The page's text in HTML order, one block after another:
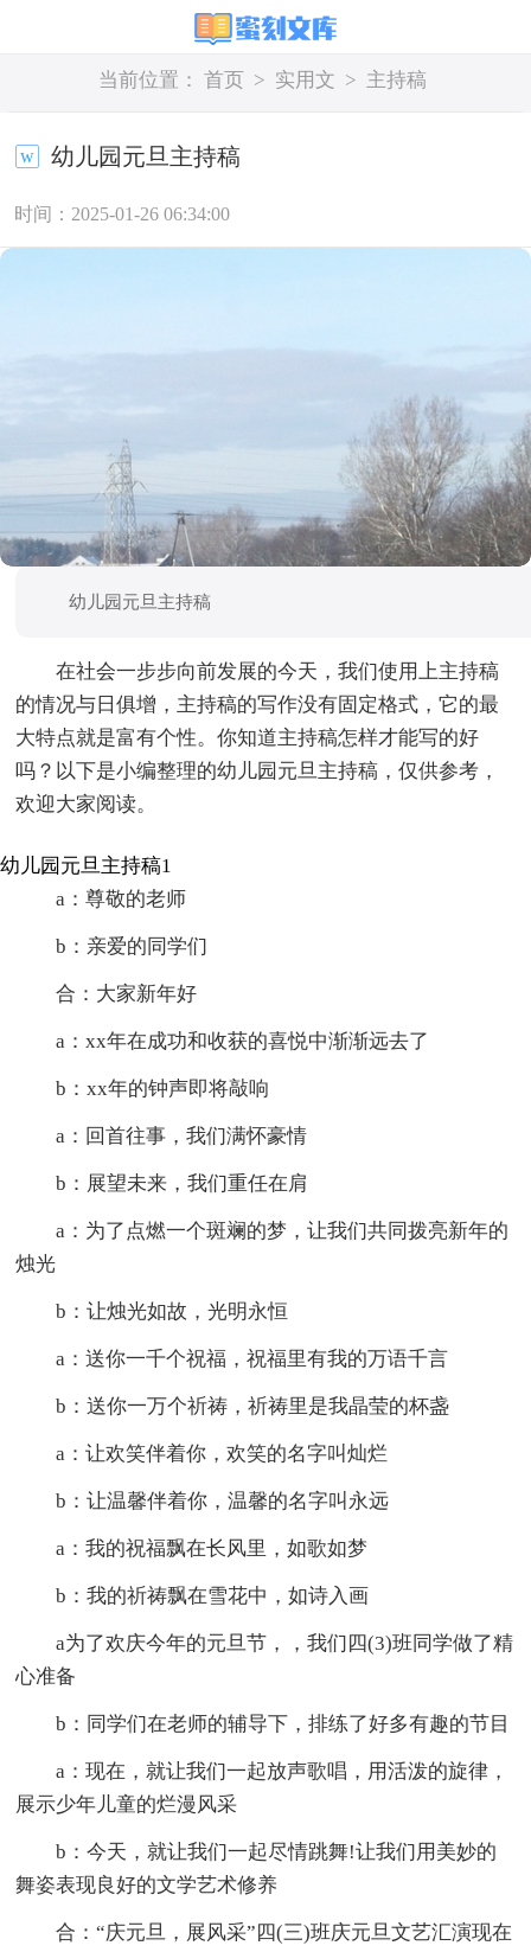
当前位置： 首页 > 实用文 > 主持稿
幼儿园元旦主持稿
时间：2025-01-26 06:34:00
幼儿园元旦主持稿
在社会一步步向前发展的今天，我们使用上主持稿
的情况与日俱增，主持稿的写作没有固定格式，它的最
大特点就是富有个性。你知道主持稿怎样才能写的好
吗？以下是小编整理的幼儿园元旦主持稿，仅供参考，
欢迎大家阅读。
幼儿园元旦主持稿1
a：尊敬的老师
b：亲爱的同学们
合：大家新年好
a：xx年在成功和收获的喜悦中渐渐远去了
b：xx年的钟声即将敲响
a：回首往事，我们满怀豪情
b：展望未来，我们重任在肩
a：为了点燃一个斑斓的梦，让我们共同拨亮新年的
烛光
b：让烛光如故，光明永恒
a：送你一千个祝福，祝福里有我的万语千言
b：送你一万个祈祷，祈祷里是我晶莹的杯盏
a：让欢笑伴着你，欢笑的名字叫灿烂
b：让温馨伴着你，温馨的名字叫永远
a：我的祝福飘在长风里，如歌如梦
b：我的祈祷飘在雪花中，如诗入画
a为了欢庆今年的元旦节，，我们四(3)班同学做了精
心准备
b：同学们在老师的辅导下，排练了好多有趣的节目
a：现在，就让我们一起放声歌唱，用活泼的旋律，
展示少年儿童的烂漫风采
b：今天，就让我们一起尽情跳舞!让我们用美妙的
舞姿表现良好的文学艺术修养
合：“庆元旦，展风采”四(三)班庆元旦文艺汇演现在